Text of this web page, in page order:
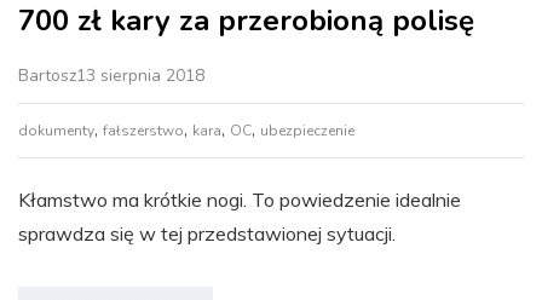
700 zł kary za przerobioną polisę
Bartosz13 sierpnia 2018
dokumenty, fałszerstwo, kara, OC, ubezpieczenie
Kłamstwo ma krótkie nogi. To powiedzenie idealnie
sprawdza się w tej przedstawionej sytuacji.